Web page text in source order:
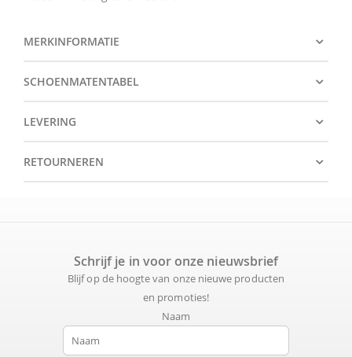
MERKINFORMATIE
SCHOENMATENTABEL
LEVERING
RETOURNEREN
Schrijf je in voor onze nieuwsbrief
Blijf op de hoogte van onze nieuwe producten
en promoties!
Naam